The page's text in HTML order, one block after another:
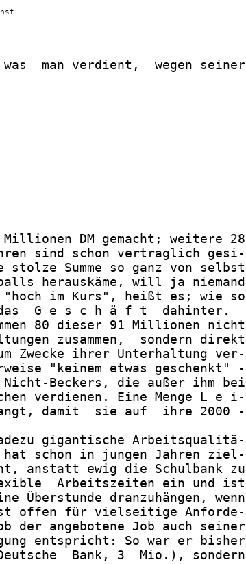
man verdient,  wegen seiner
DM gemacht; weitere 28
sind schon vertraglich gesi-
stolze Summe so ganz von selbst
herauskäme, will ja niemand
im Kurs", heißt es; wie so
G e s c h ä f t  dahinter.
80 dieser 91 Millionen nicht
zusammen,  sondern direkt
Zwecke ihrer Unterhaltung ver-
"keinem etwas geschenkt" -
Beckers, die außer ihm bei
verdienen. Eine Menge L e i-
damit  sie auf  ihre 2000 -
gigantische Arbeitsqualitä-
schon in jungen Jahren ziel-
anstatt ewig die Schulbank zu
Arbeitszeiten ein und ist
Überstunde dranzuhängen, wenn
offen für vielseitige Anforde-
der angebotene Job auch seiner
entspricht: So war er bisher
Bank, 3  Mio.), sondern